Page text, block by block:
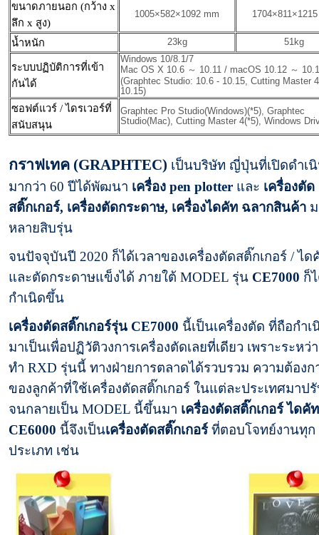
ขนาดภายนอก (กว้าง x
ลึก x สูง)
1005×582×1092 mm
น้ำหนัก 23kg 51kg
ระบบปฏิบัติการที่เข้า
กันได้
Windows 10/8.1/7
Mac OS X 10.6 ～ 10.11 / macOS 10.12 ～
(Graphtec Studio: 10.6 - 10.15, Cutting Master
10.15)
ซอฟต์แวร์ / ไดรเวอร์ที่
สนับสนุน
Graphtec Pro Studio(Windows)(*5), Graphtec
Studio(Mac), Cutting Master 4(*5), Windows
กราฟเทค (GRAPHTEC) เป็นบริษัท ญี่ปุ่นที่เปิดดำเ
มากว่า 60 ปีได้พัฒนา เครื่อง pen plotter และ เครื่องตัด
สติ๊กเกอร์, เครื่องตัดกระดาษ, เครื่องไดคัท ฉลากสินค้า
หลายสิบรุ่น
จนปัจจุบันปี 2020 ก็ได้เวลาของเครื่องตัดสติ๊กเกอร์ / ได
และตัดกระดาษแข็งได้ ภายใต้ MODEL รุ่น CE7000 ก็
กำเนิดขึ้น
เครื่องตัดสติ๊กเกอร์รุ่น CE7000 นี้เป็นเครื่องตัด ที่ถือกำ
มาเป็นเพื่อปฏิวัติวงการเครื่องตัดเลยที่เดียว เพราะระหว่
ทำ RXD รุ่นนี้ ทางฝ่ายการตลาดได้รวบรวม ความต้องก
ของลูกค้าที่ใช้เครื่องตัดสติ๊กเกอร์ ในแต่ละประเทศมาป
จนกลายเป็น MODEL นี้ขึ้นมา เครื่องตัดสติ๊กเกอร์ ไดคัท
CE6000 นี้จึงเป็นเครื่องตัดสติ๊กเกอร์ที่ตอบโจทย์งานทุก
ประเภท เช่น